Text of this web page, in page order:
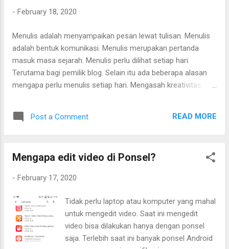
- February 18, 2020
Menulis adalah menyampaikan pesan lewat tulisan. Menulis
adalah bentuk komunikasi. Menulis merupakan pertanda
masuk masa sejarah. Menulis perlu dilihat setiap hari.
Terutama bagi pemilik blog. Selain itu ada beberapa alasan
mengapa perlu menulis setiap hari. Mengasah kreativitas
memancing kreativitas. Menulis bisa menghubungkan
dihubungkan.
Post a Comment READ MORE
Mengapa edit video di Ponsel?
- February 17, 2020
Tidak perlu laptop atau komputer yang mahal
untuk mengedit video. Saat ini mengedit
video bisa dilakukan hanya dengan ponsel
saja. Terlebih saat ini banyak ponsel Android